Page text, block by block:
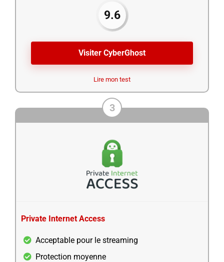
9.6
Visiter CyberGhost
Lire mon test
3
Private Internet Access
Acceptable pour le streaming
Protection moyenne